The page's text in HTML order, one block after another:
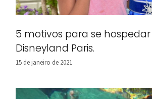
5 motivos para se
Disneyland Paris.
15 de janeiro de 2021